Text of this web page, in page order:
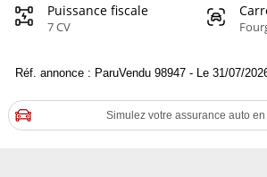
Puissance fiscale
7 CV
Réf. annonce : ParuVendu 98947 - Le 31/07/
Simulez votre assurance auto en